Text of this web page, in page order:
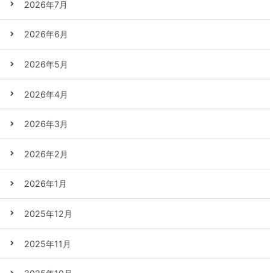
2026年7月
2026年6月
2026年5月
2026年4月
2026年3月
2026年2月
2026年1月
2025年12月
2025年11月